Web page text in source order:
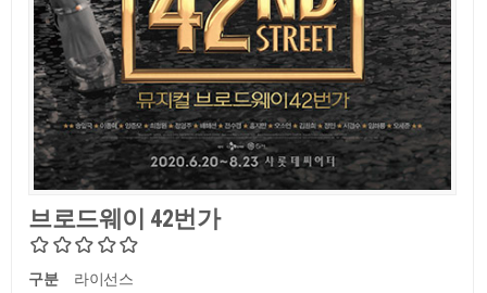
브로드웨이 42번가
구분
라이선스